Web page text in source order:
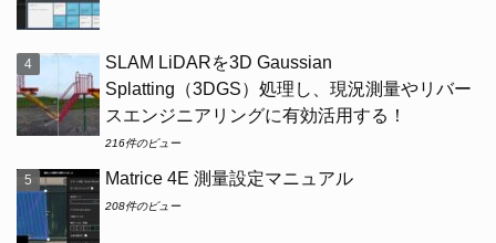
SLAM LiDARを3D Gaussian
Splatting（3DGS）処理し、現況測量やリバー
スエンジニアリングに有効活用する！
216件のビュー
Matrice 4E 測量設定マニュアル
208件のビュー